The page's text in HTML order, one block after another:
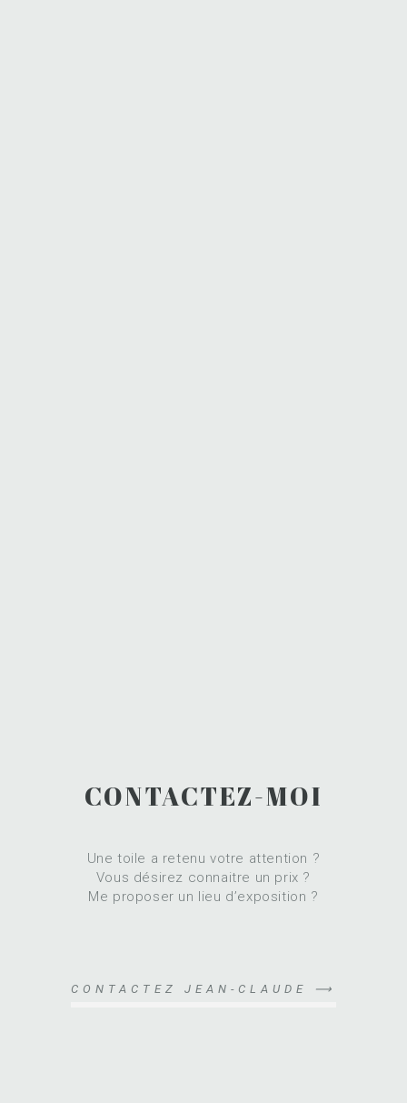
CONTACTEZ-MOI
Une toile a retenu votre attention ?
Vous désirez connaitre un prix ?
Me proposer un lieu d’exposition ?
CONTACTEZ JEAN-CLAUDE ⟶